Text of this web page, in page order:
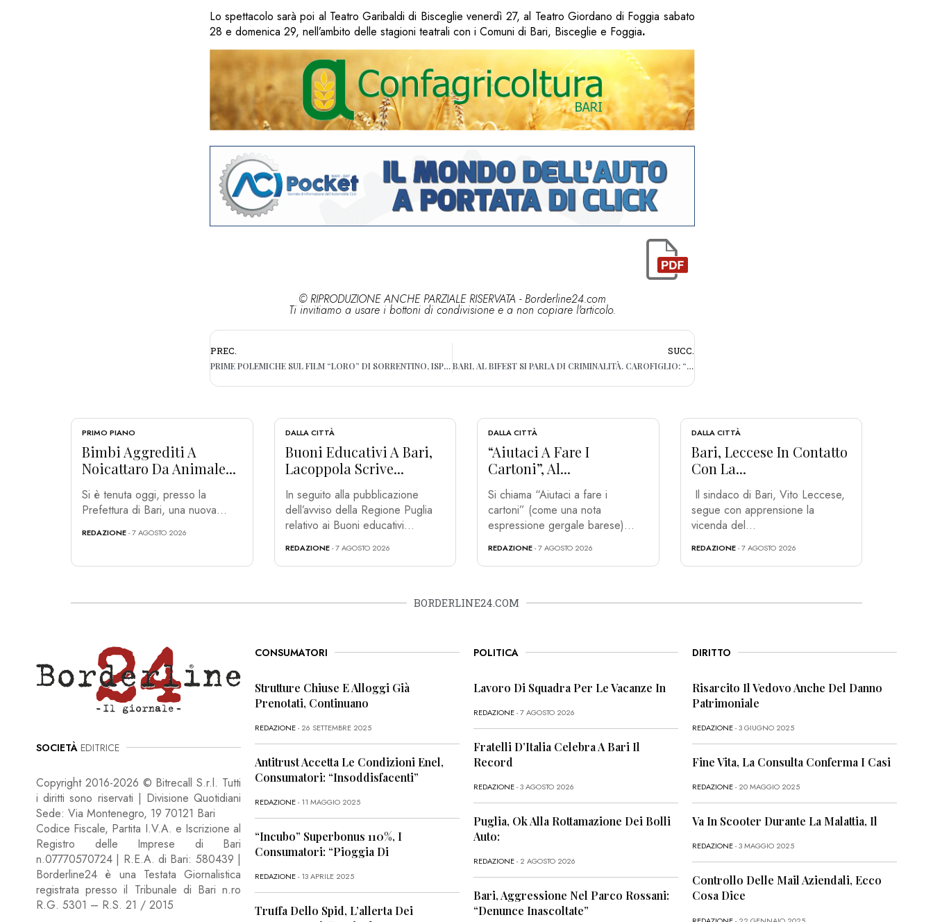
Lo spettacolo sarà poi al Teatro Garibaldi di Bisceglie venerdì 27, al Teatro Giordano di Foggia sabato
28 e domenica 29, nell’ambito delle stagioni teatrali con i Comuni di Bari, Bisceglie e Foggia.
© RIPRODUZIONE ANCHE PARZIALE RISERVATA - Borderline24.com
Ti invitiamo a usare i bottoni di condivisione e a non copiare l'articolo.
PREC.
PRIME POLEMICHE SUL FILM “LORO” DI SORRENTINO, ISPIRATO A BERLUSCONI. TARANTINI: “QUEL SERGIO MORRA NON SONO IO”
SUCC.
BARI, AL BIFEST SI PARLA DI CRIMINALITÀ. CAROFIGLIO: “RIFLETTERE SULLA LEGALIZZAZIONE DELLE DROGHE” – VIDEO
PRIMO PIANO
Bimbi Aggrediti A
Noicattaro Da Animale...
Si è tenuta oggi, presso la
Prefettura di Bari, una nuova...
REDAZIONE- 7 AGOSTO 2026
DALLA CITTÀ
Buoni Educativi A Bari,
Lacoppola Scrive...
In seguito alla pubblicazione
dell’avviso della Regione Puglia
relativo ai Buoni educativi...
REDAZIONE- 7 AGOSTO 2026
DALLA CITTÀ
“Aiutaci A Fare I
Cartoni”, Al...
Si chiama “Aiutaci a fare i
cartoni” (come una nota
espressione gergale barese)...
REDAZIONE- 7 AGOSTO 2026
DALLA CITTÀ
Bari, Leccese In Contatto
Con La...
Il sindaco di Bari, Vito Leccese,
segue con apprensione la
vicenda del...
REDAZIONE- 7 AGOSTO 2026
BORDERLINE24.COM
SOCIETÀ EDITRICE
Copyright 2016-2026 © Bitrecall S.r.l. Tutti
i diritti sono riservati | Divisione Quotidiani
Sede: Via Montenegro, 19 70121 Bari
Codice Fiscale, Partita I.V.A. e Iscrizione al
Registro delle Imprese di Bari
n.07770570724 | R.E.A. di Bari: 580439 |
Borderline24 è una Testata Giornalistica
registrata presso il Tribunale di Bari n.ro
R.G. 5301 – R.S. 21 / 2015
CONSUMATORI
Strutture Chiuse E Alloggi Già
Prenotati, Continuano
REDAZIONE- 26 SETTEMBRE 2025
Antitrust Accetta Le Condizioni Enel,
Consumatori: “Insoddisfacenti”
REDAZIONE- 11 MAGGIO 2025
“Incubo” Superbonus 110%, I
Consumatori: “Pioggia Di
REDAZIONE- 13 APRILE 2025
Truffa Dello Spid, L’allerta Dei
POLITICA
Lavoro Di Squadra Per Le Vacanze In
REDAZIONE- 7 AGOSTO 2026
Fratelli D’Italia Celebra A Bari Il
Record
REDAZIONE- 3 AGOSTO 2026
Puglia, Ok Alla Rottamazione Dei Bolli
Auto:
REDAZIONE- 2 AGOSTO 2026
Bari, Aggressione Nel Parco Rossani:
“Denunce Inascoltate”
DIRITTO
Risarcito Il Vedovo Anche Del Danno
Patrimoniale
REDAZIONE- 3 GIUGNO 2025
Fine Vita, La Consulta Conferma I Casi
REDAZIONE- 20 MAGGIO 2025
Va In Scooter Durante La Malattia, Il
REDAZIONE- 3 MAGGIO 2025
Controllo Delle Mail Aziendali, Ecco
Cosa Dice